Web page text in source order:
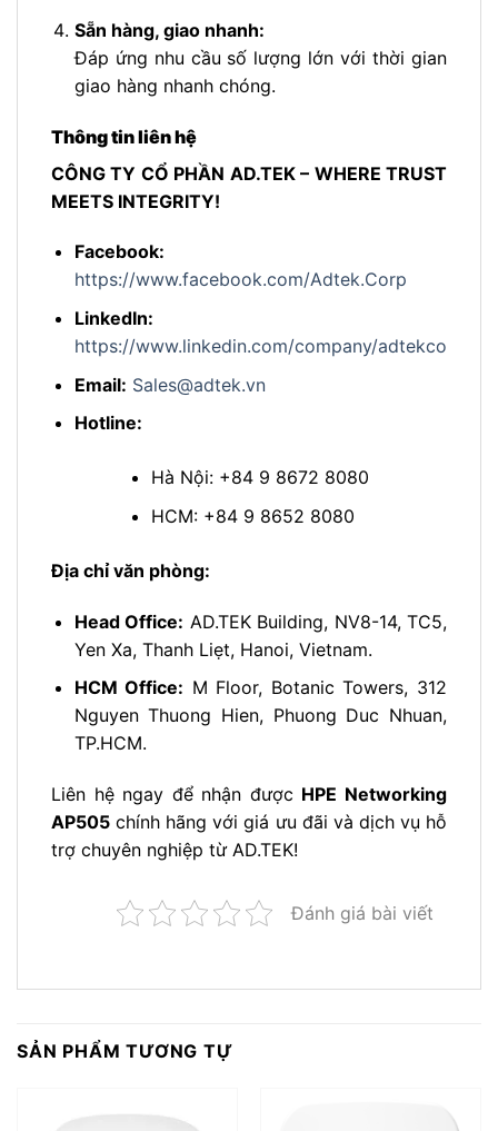
Sẵn hàng, giao nhanh:
Đáp ứng nhu cầu số lượng lớn với thời gian
giao hàng nhanh chóng.
Thông tin liên hệ
CÔNG TY CỔ PHẦN AD.TEK – WHERE TRUST
MEETS INTEGRITY!
Facebook:
https://www.facebook.com/Adtek.Corp
LinkedIn:
https://www.linkedin.com/company/adtekcorp
Email: Sales@adtek.vn
Hotline:
Hà Nội: +84 9 8672 8080
HCM: +84 9 8652 8080
Địa chỉ văn phòng:
Head Office: AD.TEK Building, NV8-14, TC5,
Yen Xa, Thanh Liẹt, Hanoi, Vietnam.
HCM Office: M Floor, Botanic Towers, 312
Nguyen Thuong Hien, Phuong Duc Nhuan,
TP.HCM.
Liên hệ ngay để nhận được HPE Networking
AP505 chính hãng với giá ưu đãi và dịch vụ hỗ
trợ chuyên nghiệp từ AD.TEK!
Đánh giá bài viết
SẢN PHẨM TƯƠNG TỰ